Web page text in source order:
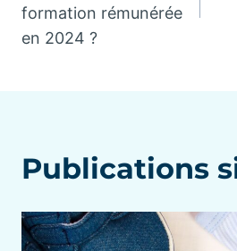
l’article
formation rémunérée
en 2024 ?
Publications